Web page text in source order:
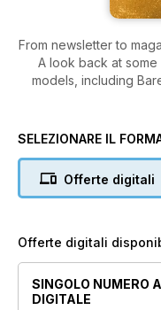
From newsletter to
A look back at
models, including
SELEZIONARE IL
Offerte digitali
Offerte digitali
SINGOLO NUMERO
DIGITALE